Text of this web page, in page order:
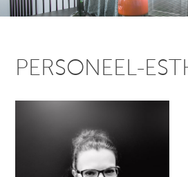
PERSONEEL-